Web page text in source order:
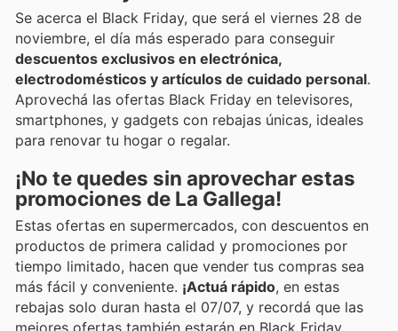
Se acerca el Black Friday, que será el viernes 28 de
noviembre, el día más esperado para conseguir
descuentos exclusivos en electrónica,
electrodomésticos y artículos de cuidado personal.
Aprovechá las ofertas Black Friday en televisores,
smartphones, y gadgets con rebajas únicas, ideales
para renovar tu hogar o regalar.
¡No te quedes sin aprovechar estas
promociones de La Gallega!
Estas ofertas en supermercados, con descuentos en
productos de primera calidad y promociones por
tiempo limitado, hacen que vender tus compras sea
más fácil y conveniente. ¡Actuá rápido, en estas
rebajas solo duran hasta el 07/07, y recordá que las